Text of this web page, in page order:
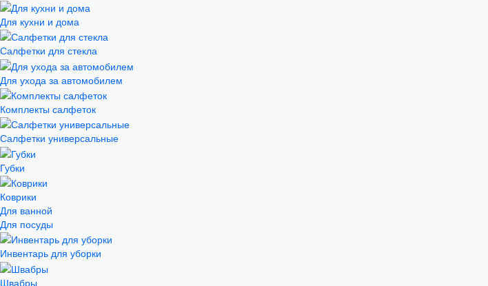
Для кухни и дома
Салфетки для стекла
Для ухода за автомобилем
Комплекты салфеток
Салфетки универсальные
Губки
Коврики
Для ванной
Для посуды
Инвентарь для уборки
Швабры